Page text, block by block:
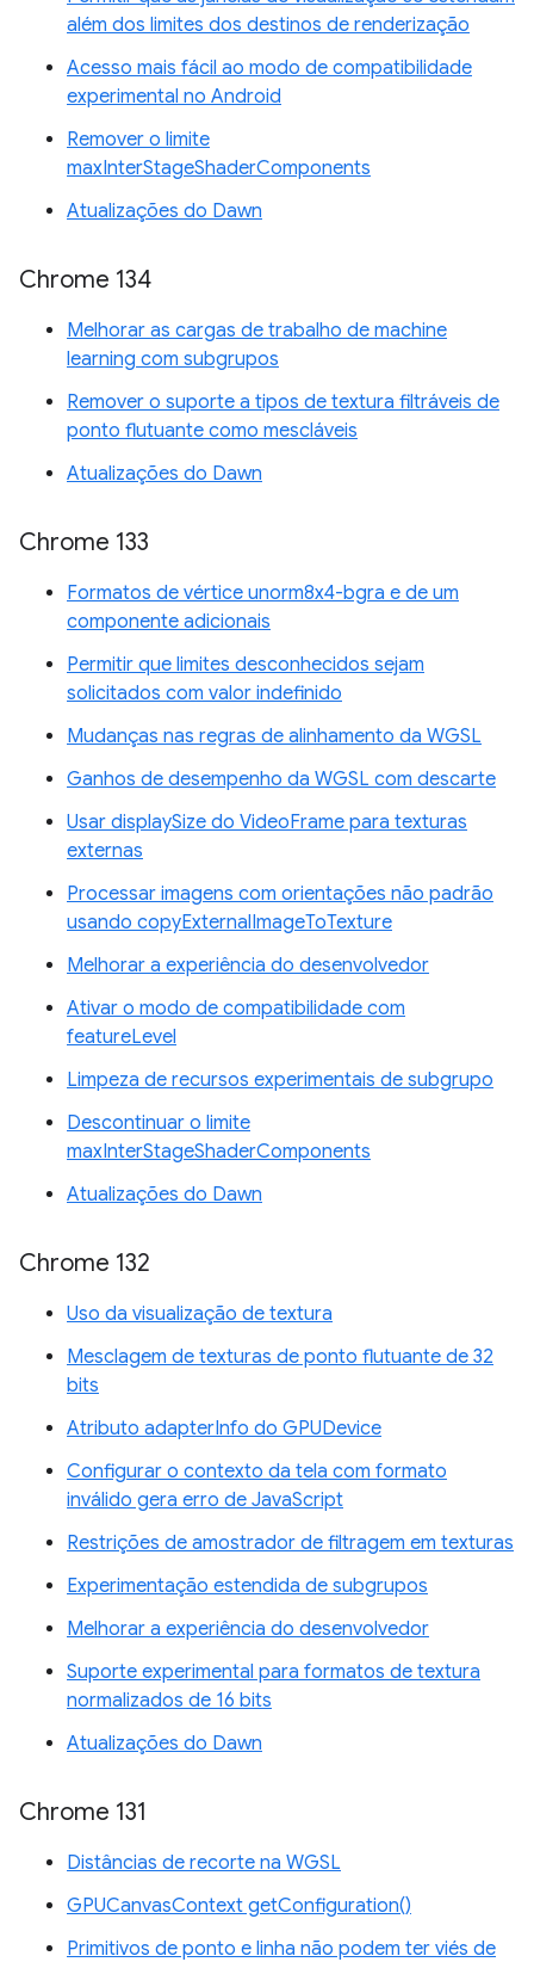
além dos limites dos destinos de renderização
Acesso mais fácil ao modo de compatibilidade
experimental no Android
Remover o limite
maxInterStageShaderComponents
Atualizações do Dawn
Chrome 134
Melhorar as cargas de trabalho de machine
learning com subgrupos
Remover o suporte a tipos de textura filtráveis de
ponto flutuante como mescláveis
Atualizações do Dawn
Chrome 133
Formatos de vértice unorm8x4-bgra e de um
componente adicionais
Permitir que limites desconhecidos sejam
solicitados com valor indefinido
Mudanças nas regras de alinhamento da WGSL
Ganhos de desempenho da WGSL com descarte
Usar displaySize do VideoFrame para texturas
externas
Processar imagens com orientações não padrão
usando copyExternalImageToTexture
Melhorar a experiência do desenvolvedor
Ativar o modo de compatibilidade com
featureLevel
Limpeza de recursos experimentais de subgrupo
Descontinuar o limite
maxInterStageShaderComponents
Atualizações do Dawn
Chrome 132
Uso da visualização de textura
Mesclagem de texturas de ponto flutuante de 32
bits
Atributo adapterInfo do GPUDevice
Configurar o contexto da tela com formato
inválido gera erro de JavaScript
Restrições de amostrador de filtragem em texturas
Experimentação estendida de subgrupos
Melhorar a experiência do desenvolvedor
Suporte experimental para formatos de textura
normalizados de 16 bits
Atualizações do Dawn
Chrome 131
Distâncias de recorte na WGSL
GPUCanvasContext getConfiguration()
Primitivos de ponto e linha não podem ter viés de